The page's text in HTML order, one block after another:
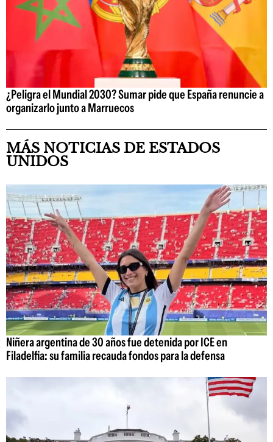
¿Peligra el Mundial 2030? Sumar pide que España renuncie a
organizarlo junto a Marruecos
MÁS NOTICIAS DE ESTADOS
UNIDOS
Niñera argentina de 30 años fue detenida por ICE en
Filadelfia: su familia recauda fondos para la defensa